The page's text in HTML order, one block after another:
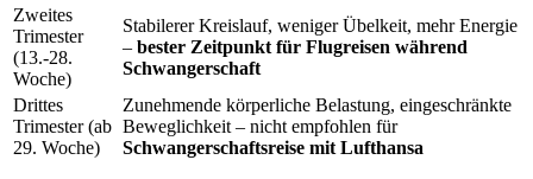
Zweites
Trimester
(13.-28.
Woche)
Stabilerer Kreislauf, weniger Übelkeit, mehr Energie
– bester Zeitpunkt für Flugreisen während
Schwangerschaft
Drittes
Trimester (ab
29. Woche)
Zunehmende körperliche Belastung, eingeschränkte
Beweglichkeit – nicht empfohlen für
Schwangerschaftsreise mit Lufthansa